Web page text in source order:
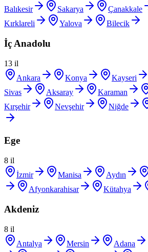
Balıkesir Sakarya Çanakkale
Kırklareli
Yalova Bilecik
İç Anadolu
13 il
Ankara
Konya Kayseri
Sivas
Aksaray Karaman
Kırşehir
Nevşehir Niğde
Ege
8 il
İzmir
Manisa Aydın
Afyonkarahisar
Kütahya
Akdeniz
8 il
Antalya
Mersin Adana